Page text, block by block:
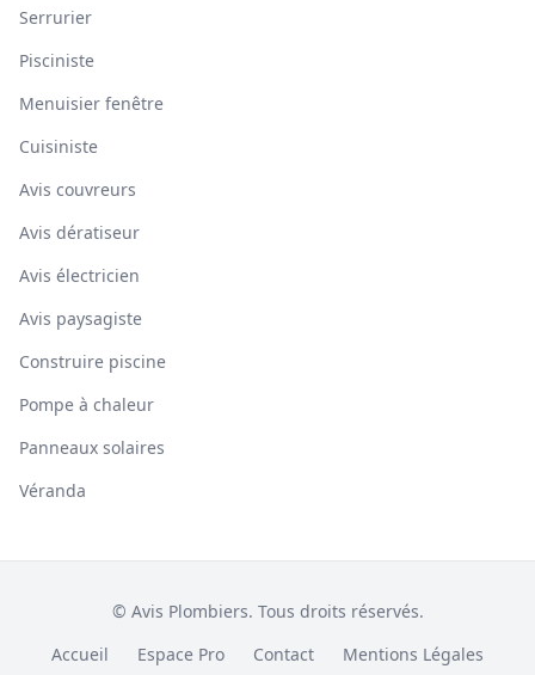
Serrurier
Pisciniste
Menuisier fenêtre
Cuisiniste
Avis couvreurs
Avis dératiseur
Avis électricien
Avis paysagiste
Construire piscine
Pompe à chaleur
Panneaux solaires
Véranda
© Avis Plombiers. Tous droits réservés.
Accueil
Espace Pro Contact Mentions Légales